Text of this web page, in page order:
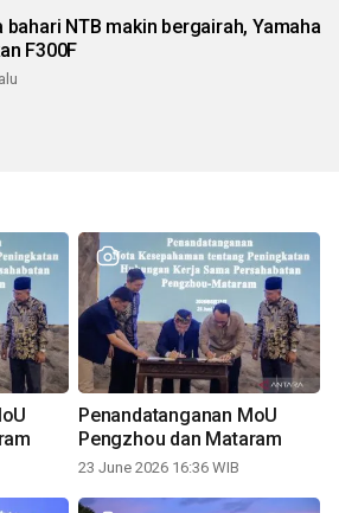
bahari NTB makin bergairah, Yamaha
F300F
Penandatanganan MoU
Pengzhou dan Mataram
23 June 2026 16:36 WIB